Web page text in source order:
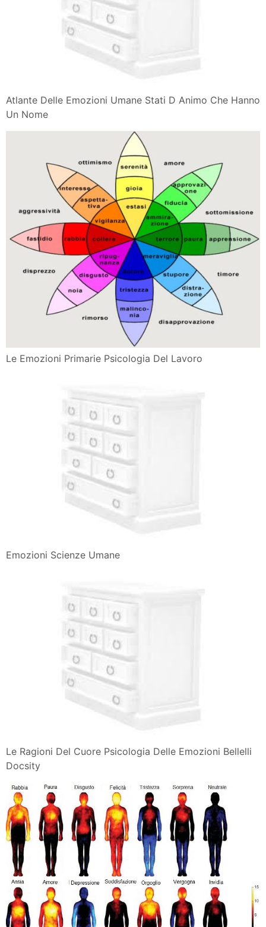
Atlante Delle Emozioni Umane Stati D Animo Che Hanno
Un Nome
Le Emozioni Primarie Psicologia Del Lavoro
Emozioni Scienze Umane
Le Ragioni Del Cuore Psicologia Delle Emozioni Bellelli
Docsity